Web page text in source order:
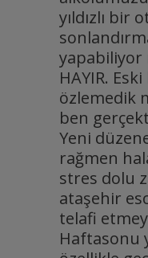
yıldızlı bir
yapabiliyor
HAYIR. Eski
özlemedik
ben
Yeni
rağmen
stres dolu
ataşehir
telafi
Haftasonu